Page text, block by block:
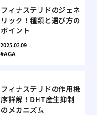
フィナステリドのジェネ
リック！種類と選び方の
ポイント
2025.03.09
AGA
フィナステリドの作用機
序詳解！DHT産生抑制
のメカニズム